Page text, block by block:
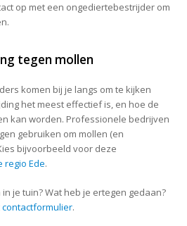
op met een ongediertebestrijder om
tegen mollen
komen bij je langs om te kijken
het meest effectief is, en hoe de
kan worden. Professionele bedrijven
gebruiken om mollen (en
bijvoorbeeld voor deze
regio Ede.
je tuin? Wat heb je ertegen gedaan?
contactformulier.